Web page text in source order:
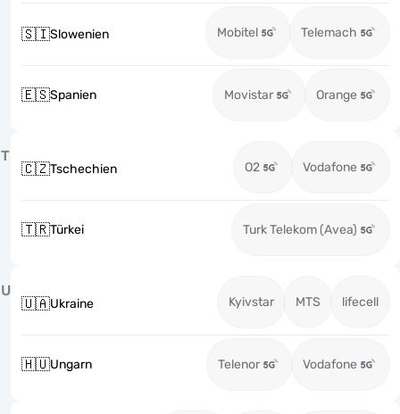
🇸🇮Slowenien Mobitel Telemach
🇪🇸Spanien Movistar Orange
T
🇨🇿Tschechien O2 Vodafone
🇹🇷Türkei Turk Telekom (Avea)
U
🇺🇦Ukraine Kyivstar MTS lifecell
🇭🇺Ungarn Telenor Vodafone